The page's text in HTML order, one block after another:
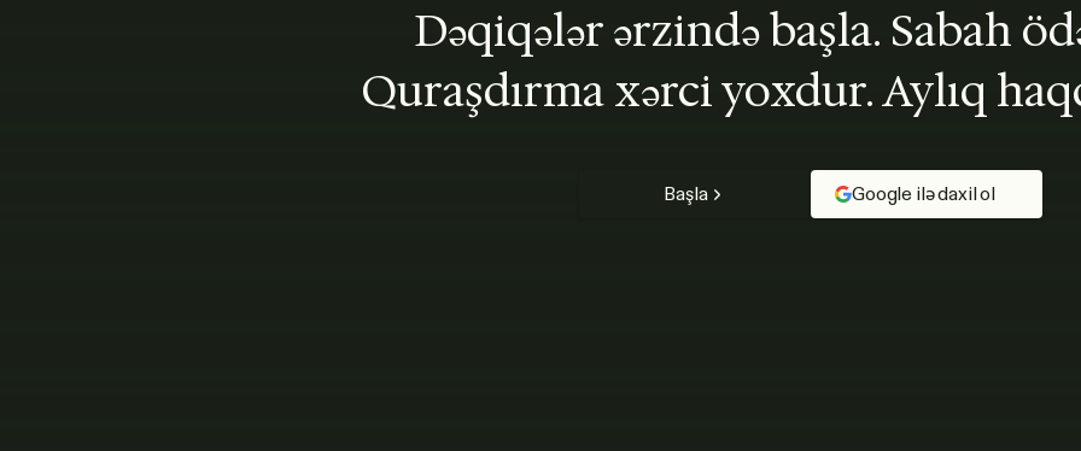
Dəqiqələr ərzində başla. Sabah
Quraşdırma xərci yoxdur. Aylıq
Başla Google ilə daxil ol